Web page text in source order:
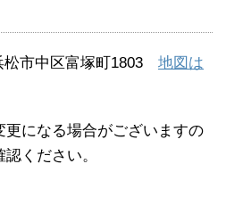
松市中区富塚町1803 地図は
になる場合がございますの
認ください。